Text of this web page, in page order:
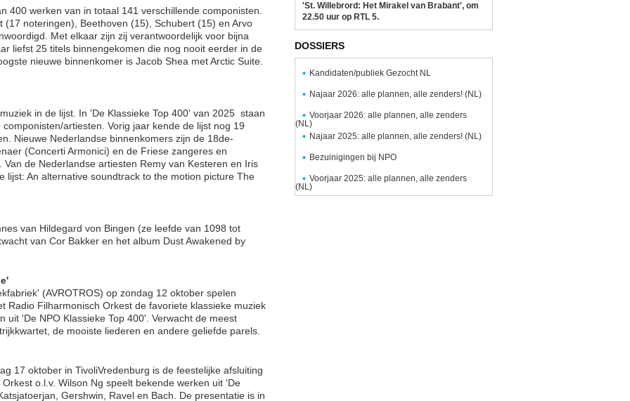
400 werken van in totaal 141 verschillende componisten.
noteringen), Beethoven (15), Schubert (15) en Arvo
Met elkaar zijn zij verantwoordelijk voor bijna
liefst 25 titels binnengekomen die nog nooit eerder in de
nieuwe binnenkomer is Jacob Shea met Arctic Suite.
in de lijst. In 'De Klassieke Top 400' van 2025 staan
artiesten. Vorig jaar kende de lijst nog 19
Nieuwe Nederlandse binnenkomers zijn de 18de-
(Concerti Armonici) en de Friese zangeres en
de Nederlandse artiesten Remy van Kesteren en Iris
lijst: An alternative soundtrack to the motion picture The
van Hildegard von Bingen (ze leefde van 1098 tot
van Cor Bakker en het album Dust Awakened by
(AVROTROS) op zondag 12 oktober spelen
Radio Filharmonisch Orkest de favoriete klassieke muziek
uit 'De NPO Klassieke Top 400'. Verwacht de meest
de mooiste liederen en andere geliefde parels.
17 oktober in TivoliVredenburg is de feestelijke afsluiting
o.l.v. Wilson Ng speelt bekende werken uit 'De
Gershwin, Ravel en Bach. De presentatie is in
'St. Willebrord: Het Mirakel van Brabant', om
22.50 uur op RTL 5.
DOSSIERS
Kandidaten/publiek Gezocht NL
Najaar 2026: alle plannen, alle zenders! (NL)
Voorjaar 2026: alle plannen, alle zenders
(NL)
Najaar 2025: alle plannen, alle zenders! (NL)
Bezuinigingen bij NPO
Voorjaar 2025: alle plannen, alle zenders
(NL)